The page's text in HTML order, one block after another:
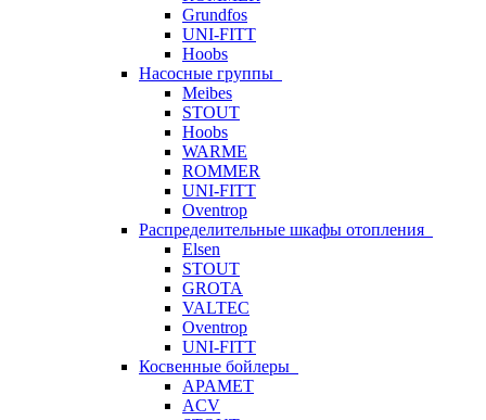
Grundfos
UNI-FITT
Hoobs
Насосные группы
Meibes
STOUT
Hoobs
WARME
ROMMER
UNI-FITT
Oventrop
Распределительные шкафы отопления
Elsen
STOUT
GROTA
VALTEC
Oventrop
UNI-FITT
Косвенные бойлеры
APAMET
ACV